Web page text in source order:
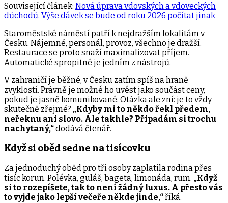
Související článek: Nová úprava vdovských a vdoveckých
důchodů. Výše dávek se bude od roku 2026 počítat jinak
Staroměstské náměstí patří k nejdražším lokalitám v
Česku. Nájemné, personál, provoz, všechno je dražší.
Restaurace se proto snaží maximalizovat příjem.
Automatické spropitné je jedním z nástrojů.
V zahraničí je běžné, v Česku zatím spíš na hraně
zvyklostí. Právně je možné ho uvést jako součást ceny,
pokud je jasně komunikované. Otázka ale zní: je to vždy
skutečně zřejmé? „Kdyby mi to někdo řekl předem,
neřeknu ani slovo. Ale takhle? Připadám si trochu
nachytaný,“dodává čtenář.
Když si oběd sedne na tisícovku
Za jednoduchý oběd pro tři osoby zaplatila rodina přes
tisíc korun. Polévka, guláš, bageta, limonáda, rum. „Když
si to rozepíšete, tak to není žádný luxus. A přesto vás
to vyjde jako lepší večeře někde jinde,“říká.